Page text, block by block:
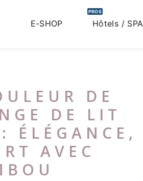
E-SHOP
PROS
Hôtels / SPA
DE
DE LIT
ÉLÉGANCE,
AVEC